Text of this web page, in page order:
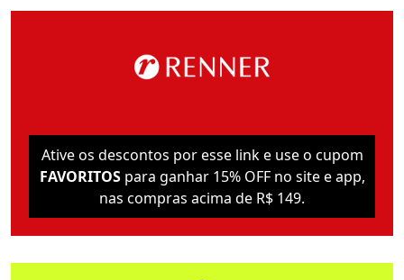
Ative os descontos por esse link e use o cupom
FAVORITOSpara ganhar 15% OFF no site e app,
nas compras acima de R$ 149.